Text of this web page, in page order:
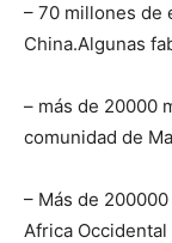
– 70 millones de
China.Algunas
– más de 20000
comunidad de
– Más de
Africa Occidental